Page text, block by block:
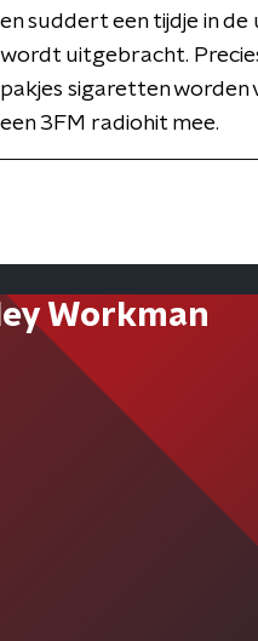
en suddert een tijdje in
wordt uitgebracht.
pakjes sigaretten
een 3FM radiohit mee.
Workman